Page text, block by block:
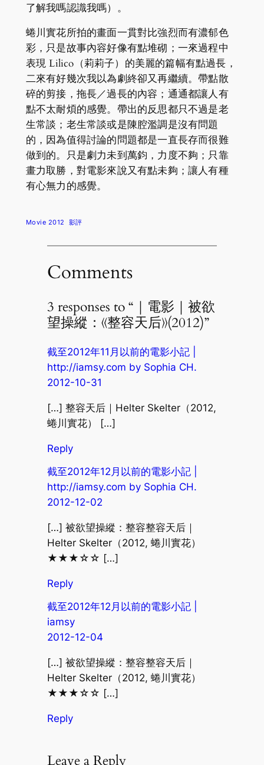
了解我嗎認識我嗎）。
蜷川實花所拍的畫面一貫對比強烈而有濃郁色
彩，只是故事內容好像有點堆砌；一來過程中
表現 Lilico（莉莉子）的美麗的篇幅有點過長，
二來有好幾次我以為劇終卻又再繼續。帶點散
碎的剪接，拖長／過長的內容；通通都讓人有
點不太耐煩的感覺。帶出的反思都只不過是老
生常談；老生常談或是陳腔濫調是沒有問題
的，因為值得討論的問題都是一直長存而很難
做到的。只是劇力未到萬鈞，力度不夠；只靠
畫力取勝，對電影來說又有點未夠；讓人有種
有心無力的感覺。
Movie 2012 影評
Comments
3 responses to “｜電影｜被欲
望操縱：《整容天后》(2012)”
截至2012年11月以前的電影小記 |
http://iamsy.com by Sophia CH.
2012-10-31
[…] 整容天后｜Helter Skelter（2012,
蜷川實花） […]
Reply
截至2012年12月以前的電影小記 |
http://iamsy.com by Sophia CH.
2012-12-02
[…] 被欲望操縱：整容整容天后｜
Helter Skelter（2012, 蜷川實花）
★★★☆☆ […]
Reply
截至2012年12月以前的電影小記 |
iamsy
2012-12-04
[…] 被欲望操縱：整容整容天后｜
Helter Skelter（2012, 蜷川實花）
★★★☆☆ […]
Reply
Leave a Reply